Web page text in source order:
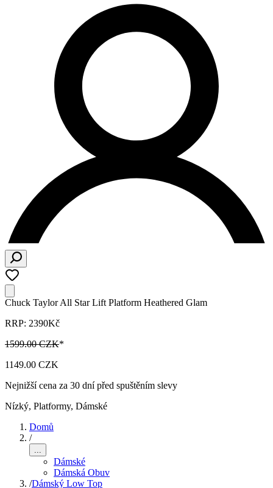
Chuck Taylor All Star Lift Platform Heathered Glam
RRP: 2390Kč
1599.00 CZK*
1149.00 CZK
Nejnižší cena za 30 dní před spuštěním slevy
Nízký, Platformy, Dámské
Domů
/
...
Dámské
Dámská Obuv
/Dámský Low Top